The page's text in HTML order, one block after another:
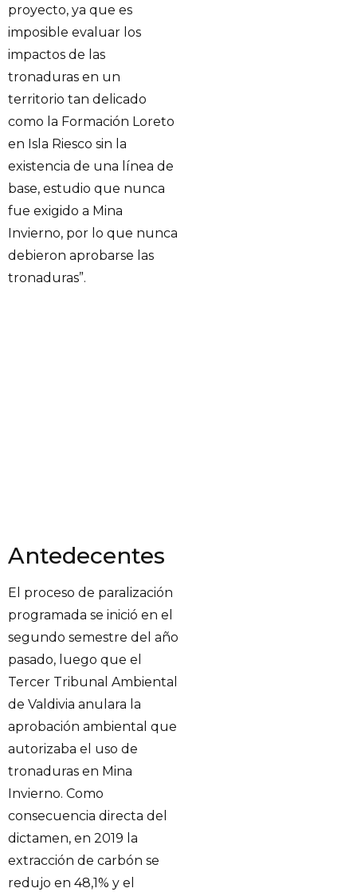
proyecto, ya que es
imposible evaluar los
impactos de las
tronaduras en un
territorio tan delicado
como la Formación Loreto
en Isla Riesco sin la
existencia de una línea de
base, estudio que nunca
fue exigido a Mina
Invierno, por lo que nunca
debieron aprobarse las
tronaduras”.
Antedecentes
El proceso de paralización
programada se inició en el
segundo semestre del año
pasado, luego que el
Tercer Tribunal Ambiental
de Valdivia anulara la
aprobación ambiental que
autorizaba el uso de
tronaduras en Mina
Invierno. Como
consecuencia directa del
dictamen, en 2019 la
extracción de carbón se
redujo en 48,1% y el